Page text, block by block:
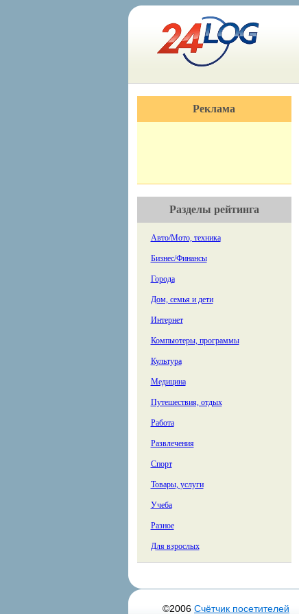
Реклама
Разделы рейтинга
Авто/Мото, техника
Бизнес/Финансы
Города
Дом, семья и дети
Интернет
Компьютеры, программы
Культура
Медицина
Путешествия, отдых
Работа
Развлечения
Спорт
Товары, услуги
Учеба
Разное
Для взрослых
©2006 Счётчик посетителей